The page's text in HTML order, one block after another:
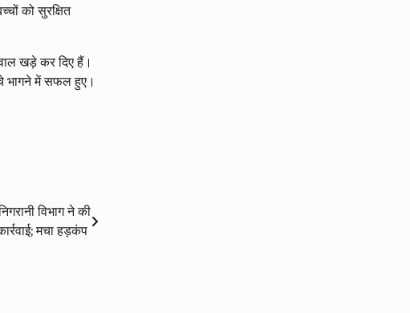
को सुरक्षित
खड़े कर दिए हैं।
भागने में सफल हुए।
विभाग ने की
मचा हड़कंप